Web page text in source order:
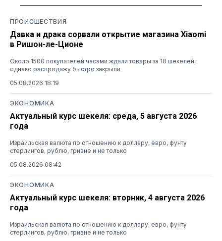
ПРОИСШЕСТВИЯ
Давка и драка сорвали открытие магазина Xiaomi
в Ришон-ле-Ционе
Около 1500 покупателей часами ждали товары за 10 шекелей,
однако распродажу быстро закрыли
05.08.2026 18:19
ЭКОНОМИКА
Актуальный курс шекеля: среда, 5 августа 2026
года
Израильская валюта по отношению к доллару, евро, фунту
стерлингов, рублю, гривне и не только
05.08.2026 08:42
ЭКОНОМИКА
Актуальный курс шекеля: вторник, 4 августа 2026
года
Израильская валюта по отношению к доллару, евро, фунту
стерлингов, рублю, гривне и не только